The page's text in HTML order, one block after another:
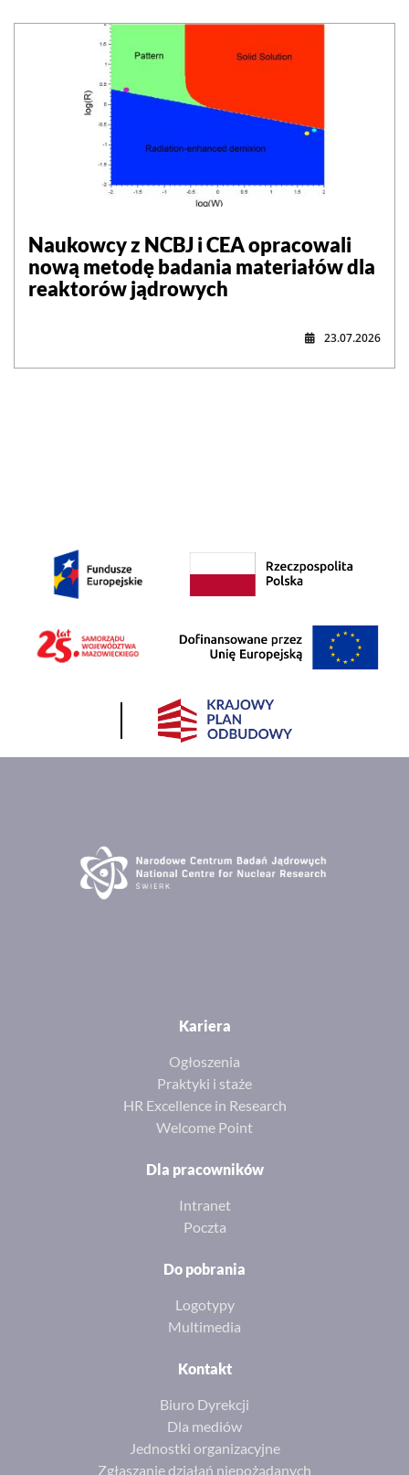
Naukowcy z NCBJ i CEA opracowali
nową metodę badania materiałów dla
reaktorów jądrowych
23.07.2026
Kariera
Ogłoszenia
Praktyki i staże
HR Excellence in Research
Welcome Point
Dla pracowników
Intranet
Poczta
Do pobrania
Logotypy
Multimedia
Kontakt
Biuro Dyrekcji
Dla mediów
Jednostki organizacyjne
Zgłaszanie działań niepożądanych